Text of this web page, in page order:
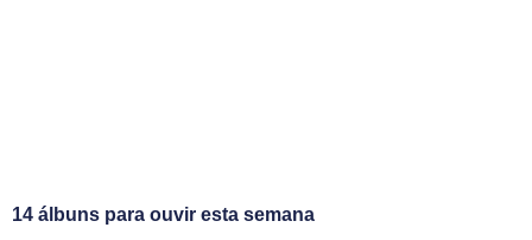
14 álbuns para ouvir esta semana